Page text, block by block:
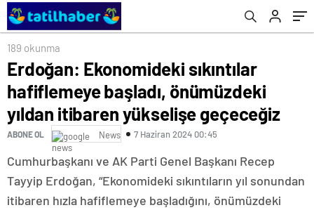
yükselişe geçeceğiz
189 okunma
Erdoğan: Ekonomideki sıkıntılar
hafiflemeye başladı, önümüzdeki
yıldan itibaren yükselişe geçeceğiz
ABONE OL News 7 Haziran 2024 00:45
Cumhurbaşkanı ve AK Parti Genel Başkanı Recep
Tayyip Erdoğan, “Ekonomideki sıkıntıların yıl sonundan
itibaren hızla hafiflemeye başladığını, önümüzdeki